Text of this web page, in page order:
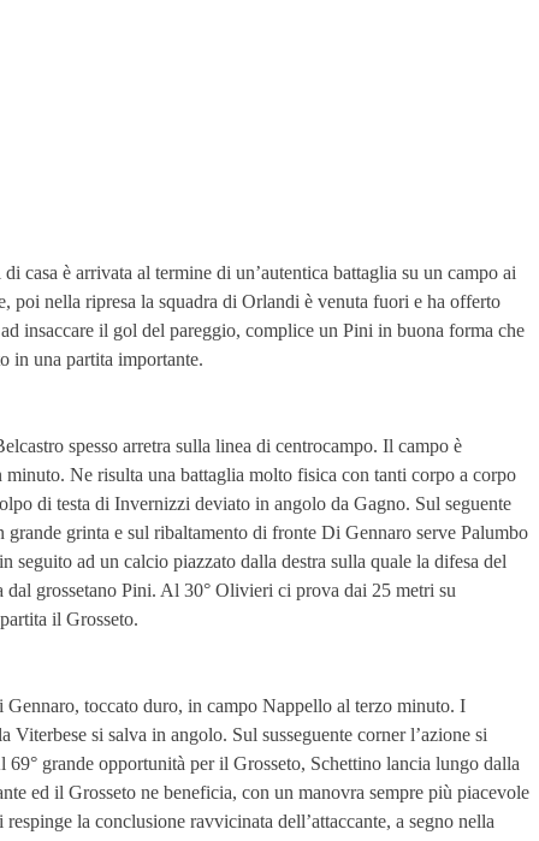
è arrivata al termine di un’autentica battaglia su un campo ai
nella ripresa la squadra di Orlandi è venuta fuori e ha offerto
insaccare il gol del pareggio, complice un Pini in buona forma che
in una partita importante.
spesso arretra sulla linea di centrocampo. Il campo è
Ne risulta una battaglia molto fisica con tanti corpo a corpo
di testa di Invernizzi deviato in angolo da Gagno. Sul seguente
grinta e sul ribaltamento di fronte Di Gennaro serve Palumbo
ad un calcio piazzato dalla destra sulla quale la difesa del
dal grossetano Pini. Al 30° Olivieri ci prova dai 25 metri su
il Grosseto.
toccato duro, in campo Nappello al terzo minuto. I
si salva in angolo. Sul susseguente corner l’azione si
grande opportunità per il Grosseto, Schettino lancia lungo dalla
ed il Grosseto ne beneficia, con un manovra sempre più piacevole
la conclusione ravvicinata dell’attaccante, a segno nella